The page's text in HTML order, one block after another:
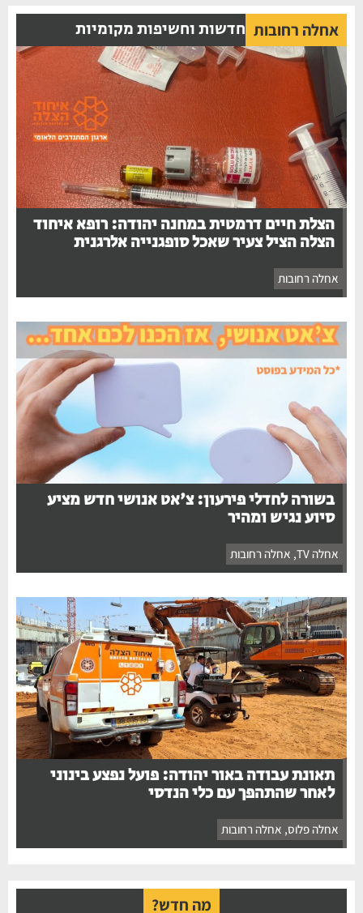
אחלה רחובות חדשות וחשיפות מקומיות
הצלת חיים דרמטית במחנה יהודה: רופא איחוד
הצלה הציל צעיר שאכל סופגנייה אלרגנית
אחלה רחובות
בשורה לחדלי פירעון: צ'אט אנושי חדש מציע
סיוע נגיש ומהיר
אחלה TV ,אחלה רחובות
תאונת עבודה באור יהודה: פועל נפצע בינוני
לאחר שהתהפך עם כלי הנדסי
אחלה פלוס ,אחלה רחובות
מה חדש?